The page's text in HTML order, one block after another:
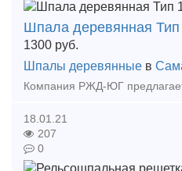
Шпала деревянная
1300 руб.
Шпалы деревянные в
18.01.21
207
0